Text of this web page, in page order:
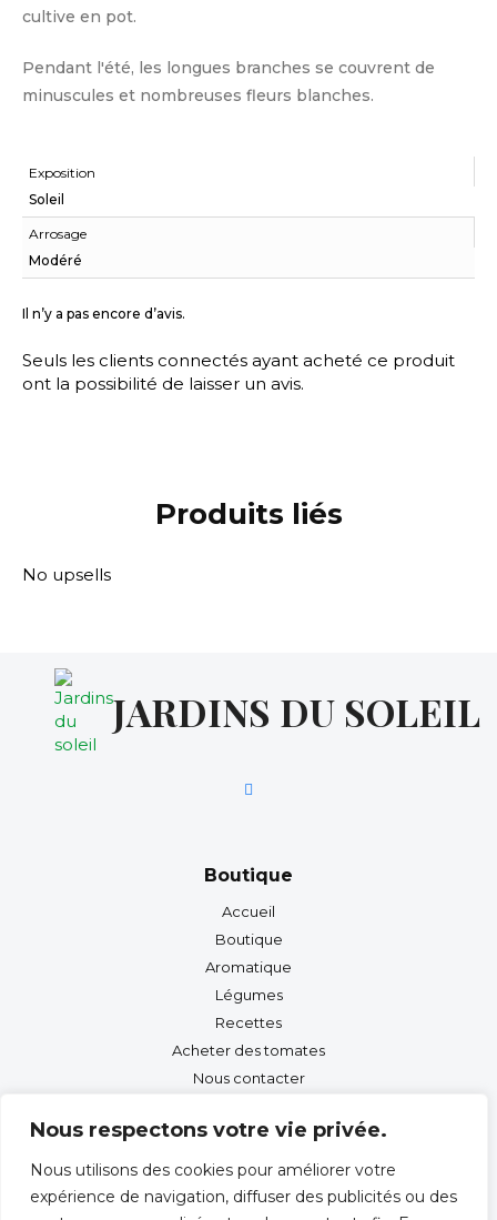
Nous respectons votre vie privée.
Nous utilisons des cookies pour améliorer votre
expérience de navigation, diffuser des publicités ou des
cultive en pot.
Pendant l'été, les longues branches se couvrent de
minuscules et nombreuses fleurs blanches.
Exposition
Soleil
Arrosage
Modéré
Il n’y a pas encore d’avis.
Seuls les clients connectés ayant acheté ce produit
ont la possibilité de laisser un avis.
Produits liés
JARDINS DU SOLEIL
Boutique
Accueil
Boutique
Aromatique
Légumes
Recettes
Acheter des tomates
Nous contacter
Info
Nous contacter
Nos engagements